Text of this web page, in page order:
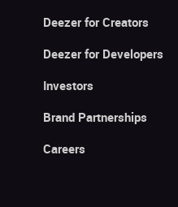
Deezer for Creators
Deezer for Developers
Investors
Brand Partnerships
Careers